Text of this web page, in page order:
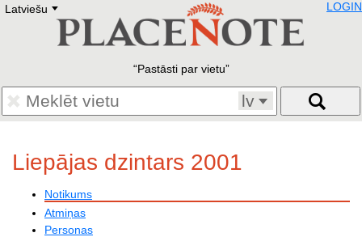
Latviešu E
Deutsch
Francais
Polski
Eestikeelne
LOGIN
Pastāsti par vietu
lv
Liepājas dzintars 2001
Notikums
Atmiņas
Personas